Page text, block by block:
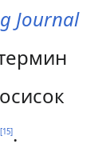
Journal
[15].